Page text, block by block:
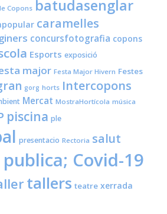
Copons batudasenglar
caramelles
concursfotografia copons
Esports exposició
major Festa Major Hivern Festes
gorg horts Intercopons
Mercat MostraHortícola música
piscina ple
presentacio Rectoria salut
Covid-19
tallers teatre xerrada